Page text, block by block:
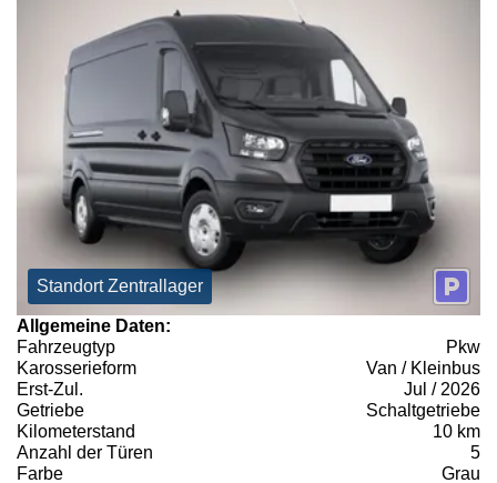
Standort Zentrallager
Allgemeine Daten:
Fahrzeugtyp
Pkw
Karosserieform
Van / Kleinbus
Erst-Zul.
Jul / 2026
Getriebe
Schaltgetriebe
Kilometerstand
10 km
Anzahl der Türen
5
Farbe
Grau